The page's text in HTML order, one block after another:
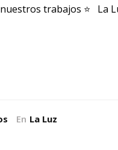
trabajos ⭐ La
En La Luz